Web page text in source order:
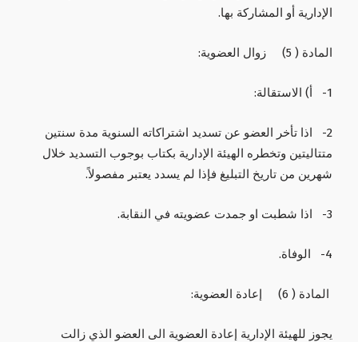
الإدارية أو المشاركة بها.
المادة ( 5) زوال العضوية:
1- أ) الاستقالة:
2- اذا تأخر العضو عن تسديد اشتراكاته السنوية مدة سنتين
متتاليتين وتخطره الهيئة الإدارية بكتاب بوجوب التسديد خلال
شهرين من تاريخ التبليغ فإذا لم يسدد يعتبر مفصولاً.
3- اذا شطبت او جمدت عضويته في النقابة.
4- الوفاة.
المادة ( 6) إعادة العضوية:
يجوز للهيئة الإدارية إعادة العضوية الى العضو الذي زالت